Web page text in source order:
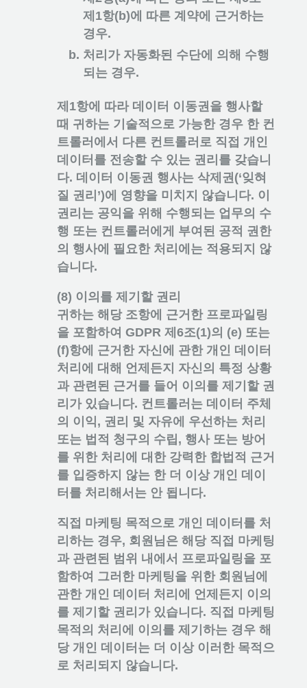
제1항(b)에 따른 계약에 근거하는
경우.
처리가 자동화된 수단에 의해 수행
되는 경우.
제1항에 따라 데이터 이동권을 행사할
때 귀하는 기술적으로 가능한 경우 한 컨
트롤러에서 다른 컨트롤러로 직접 개인
데이터를 전송할 수 있는 권리를 갖습니
다. 데이터 이동권 행사는 삭제권(‘잊혀
질 권리’)에 영향을 미치지 않습니다. 이
권리는 공익을 위해 수행되는 업무의 수
행 또는 컨트롤러에게 부여된 공적 권한
의 행사에 필요한 처리에는 적용되지 않
습니다.
(8) 이의를 제기할 권리
귀하는 해당 조항에 근거한 프로파일링
을 포함하여 GDPR 제6조(1)의 (e) 또는
(f)항에 근거한 자신에 관한 개인 데이터
처리에 대해 언제든지 자신의 특정 상황
과 관련된 근거를 들어 이의를 제기할 권
리가 있습니다. 컨트롤러는 데이터 주체
의 이익, 권리 및 자유에 우선하는 처리
또는 법적 청구의 수립, 행사 또는 방어
를 위한 처리에 대한 강력한 합법적 근거
를 입증하지 않는 한 더 이상 개인 데이
터를 처리해서는 안 됩니다.
직접 마케팅 목적으로 개인 데이터를 처
리하는 경우, 회원님은 해당 직접 마케팅
과 관련된 범위 내에서 프로파일링을 포
함하여 그러한 마케팅을 위한 회원님에
관한 개인 데이터 처리에 언제든지 이의
를 제기할 권리가 있습니다. 직접 마케팅
목적의 처리에 이의를 제기하는 경우 해
당 개인 데이터는 더 이상 이러한 목적으
로 처리되지 않습니다.